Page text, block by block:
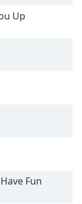
Up
Fun